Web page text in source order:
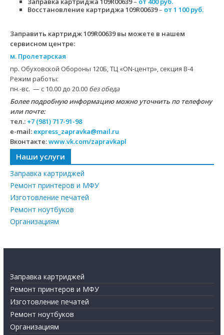
Восстановление картриджа 109R00639– от 1 100 руб.
Заправить картридж 109R00639 вы можете в нашем
сервисном центре:
м. Пролетарская
пр. Обуховской Обороны 120Б, ТЦ «ON-центр», секция B-4
Режим работы:
пн.-вс. — с 10.00 до 20.00 без обеда
Более подробную информацию можно уточнить по телефону
или почте:
тел.: +7 (981) 717-91-98
e-mail: express_zapravka@mail.ru
Вконтакте:www.vk.com/zapravkapl
Наши услуги
Заправка картриджей
Ремонт принтеров и МФУ
Изготовление печатей
Ремонт ноутбуков
Организациям
Заправка картриджей
Ремонт принтеров и МФУ
Изготовление печатей
Ремонт ноутбуков
Организациям